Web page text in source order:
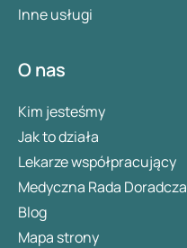
Inne usługi
O nas
Kim jesteśmy
Jak to działa
Lekarze współpracujący
Medyczna Rada Doradcza
Blog
Mapa strony